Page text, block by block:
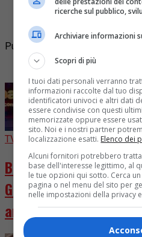
viaggio musicale, con il
come siete", che celebra
Pubblicità
I più letti
TV 1 giorno fa
Ballando con le Stelle
Giuria rivoluzionata
arrivo
ricerche sul pubblico,
Archiviare informazioni
Scopri di più
I tuoi dati personali verranno
informazioni raccolte dal tuo
identificatori univoci e altri dati
essere condivise con questi
memorizzate oppure essere
sito. Noi e i nostri partner
localizzazione esatti. Elenco dei
Alcuni fornitori potrebbero
base dell'interesse legittimo, al
le tue opzioni qui sotto. Cerca
pagina o nel menu del sito per
nelle impostazioni della privacy